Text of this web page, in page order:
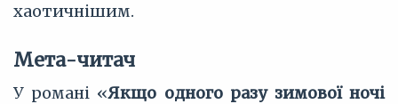
хаотичнішим.
Мета-читач
У романі «Якщо одного разу зимової ночі